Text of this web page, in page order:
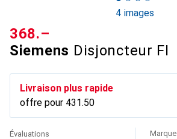
4 images
Siemens Disjoncteur FI
CHF
368.–
Livraison plus rapide
offre pour CHF
431.50
Évaluations Marque